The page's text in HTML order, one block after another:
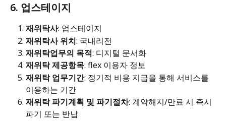
6. 업스테이지
재위탁사: 업스테이지
재위탁사 위치: 국내리전
재위탁업무의 목적: 디지털 문서화
재위탁 제공항목: flex 이용자 정보
재위탁 업무기간: 정기적 비용 지급을 통해 서비스를
이용하는 기간
재위탁 파기계획 및 파기절차: 계약해지/만료 시 즉시
파기 또는 반납